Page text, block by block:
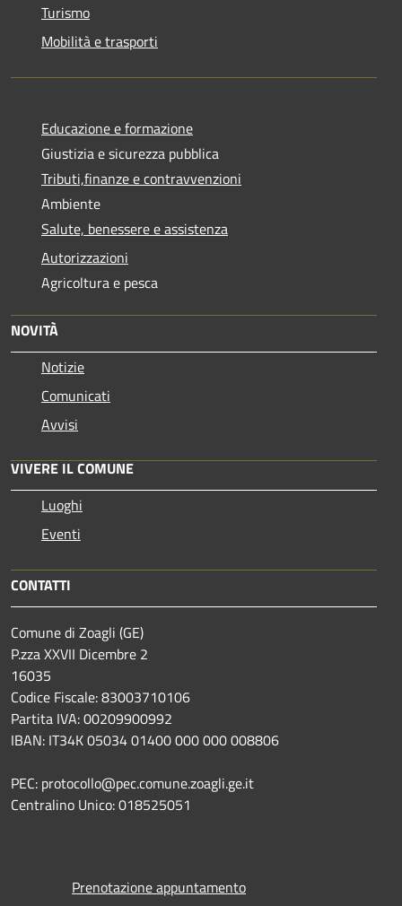
Turismo
Mobilità e trasporti
Educazione e formazione
Giustizia e sicurezza pubblica
Tributi,finanze e contravvenzioni
Ambiente
Salute, benessere e assistenza
Autorizzazioni
Agricoltura e pesca
NOVITÀ
Notizie
Comunicati
Avvisi
VIVERE IL COMUNE
Luoghi
Eventi
CONTATTI
Comune di Zoagli (GE)
P.zza XXVII Dicembre 2
16035
Codice Fiscale: 83003710106
Partita IVA: 00209900992
IBAN: IT34K 05034 01400 000 000 008806
PEC: protocollo@pec.comune.zoagli.ge.it
Centralino Unico: 018525051
Prenotazione appuntamento